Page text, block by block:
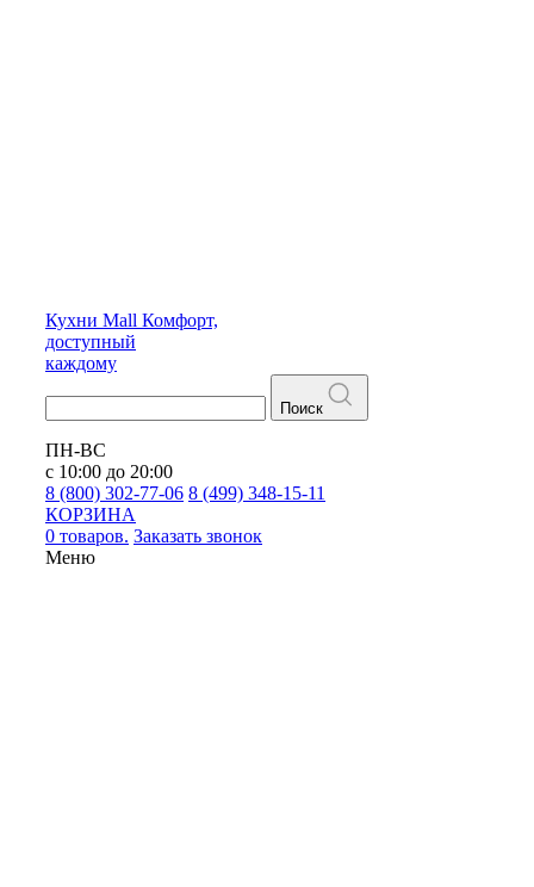
Кухни Mall Комфорт,
доступный
каждому
Поиск
ПН-ВС
с 10:00 до 20:00
8 (800) 302-77-06 8 (499) 348-15-11
КОРЗИНА
0 товаров. Заказать звонок
Меню